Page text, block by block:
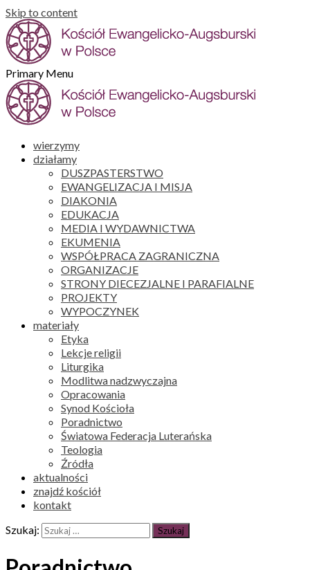
Skip to content
Primary Menu
wierzymy
działamy
DUSZPASTERSTWO
EWANGELIZACJA I MISJA
DIAKONIA
EDUKACJA
MEDIA I WYDAWNICTWA
EKUMENIA
WSPÓŁPRACA ZAGRANICZNA
ORGANIZACJE
STRONY DIECEZJALNE I PARAFIALNE
PROJEKTY
WYPOCZYNEK
materiały
Etyka
Lekcje religii
Liturgika
Modlitwa nadzwyczajna
Opracowania
Synod Kościoła
Poradnictwo
Światowa Federacja Luterańska
Teologia
Źródła
aktualności
znajdź kościół
kontakt
Szukaj: